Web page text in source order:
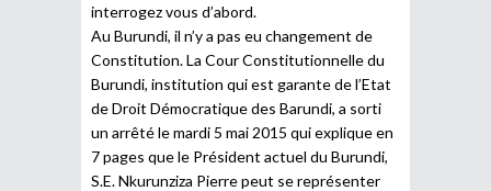
interrogez vous d’abord.
Au Burundi, il n’y a pas eu changement de
Constitution. La Cour Constitutionnelle du
Burundi, institution qui est garante de l’Etat
de Droit Démocratique des Barundi, a sorti
un arrêté le mardi 5 mai 2015 qui explique en
7 pages que le Président actuel du Burundi,
S.E. Nkurunziza Pierre peut se représenter